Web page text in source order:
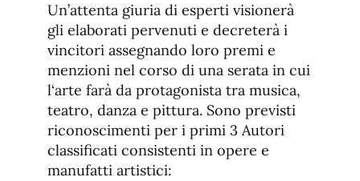
Un’attenta giuria di esperti visionerà
gli elaborati pervenuti e decreterà i
vincitori assegnando loro premi e
menzioni nel corso di una serata in cui
l‘arte farà da protagonista tra musica,
teatro, danza e pittura. Sono previsti
riconoscimenti per i primi 3 Autori
classificati consistenti in opere e
manufatti artistici: